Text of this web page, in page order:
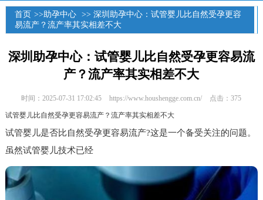
首页 >> 助孕中心
>> 深圳助孕中心：试管婴儿比自然受孕更容
易流产？流产率其实相差不大
深圳助孕中心：试管婴儿比自然受孕更容易流
产？流产率其实相差不大
时间：2025-07-31 17:02:45 https://www.houshengge.com.cn/ 点击：375
试管婴儿比自然受孕更容易流产？流产率其实相差不大
试管婴儿是否比自然受孕更容易流产?这是一个备受关注的问题。
虽然试管婴儿技术已经